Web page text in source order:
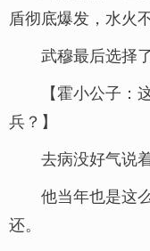
盾彻底爆发，水火不
武穆最后选择
【霍小公子
兵？】
去病没好气说着
他当年也是这
还。